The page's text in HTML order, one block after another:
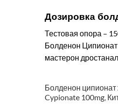
Дозировка
Тестовая опора –
Болденон
мастерон
Болденон ципионат
Cypionate 100mg,